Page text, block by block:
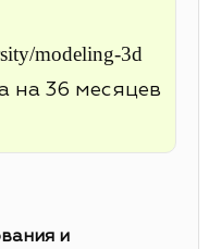
modeling-3d
на 36 месяцев
и